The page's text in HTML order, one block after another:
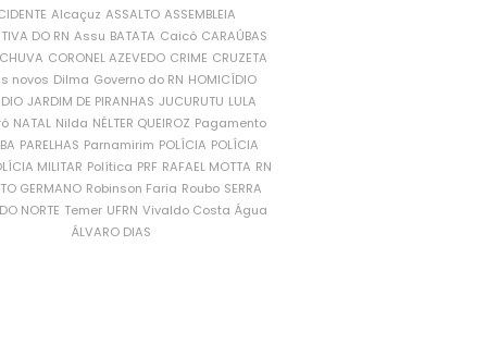
Alcaçuz ASSALTO ASSEMBLEIA
DO RN Assu BATATA Caicó CARAÚBAS
CORONEL AZEVEDO CRIME CRUZETA
novos Dilma Governo do RN HOMICÍDIO
JARDIM DE PIRANHAS JUCURUTU LULA
NATAL Nilda NÉLTER QUEIROZ Pagamento
PARELHAS Parnamirim POLÍCIA POLÍCIA
MILITAR Política PRF RAFAEL MOTTA RN
GERMANO Robinson Faria Roubo SERRA
NORTE Temer UFRN Vivaldo Costa Água
ÁLVARO DIAS